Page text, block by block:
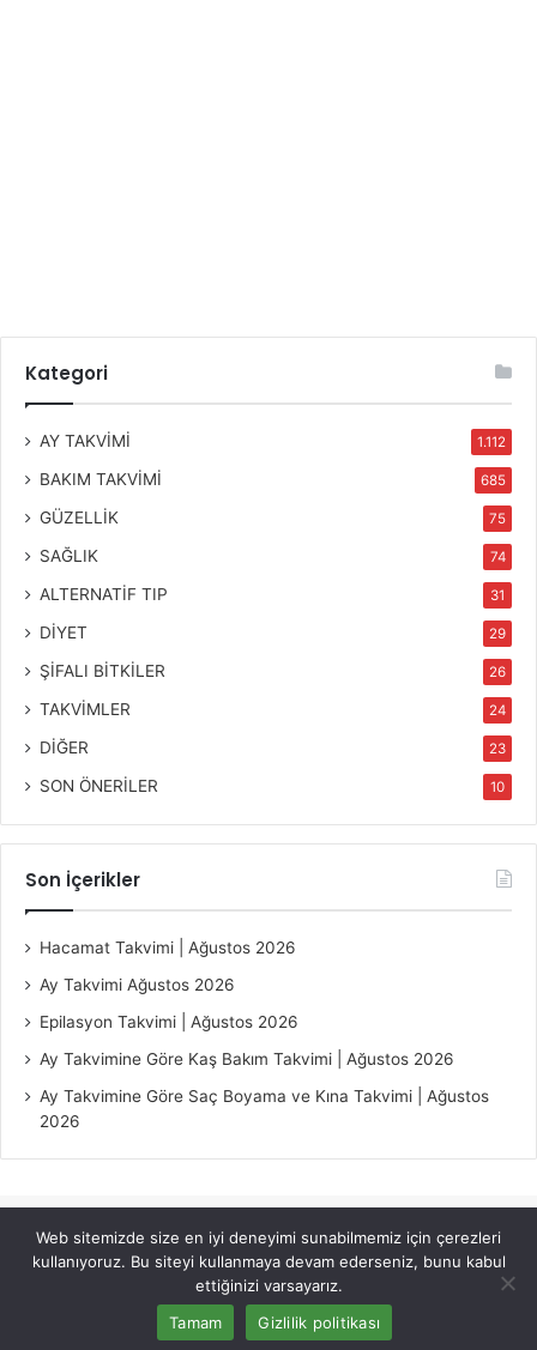
Kategori
AY TAKVİMİ 1.112
BAKIM TAKVİMİ 685
GÜZELLİK 75
SAĞLIK 74
ALTERNATİF TIP 31
DİYET 29
ŞİFALI BİTKİLER 26
TAKVİMLER 24
DİĞER 23
SON ÖNERİLER 10
Son İçerikler
Hacamat Takvimi | Ağustos 2026
Ay Takvimi Ağustos 2026
Epilasyon Takvimi | Ağustos 2026
Ay Takvimine Göre Kaş Bakım Takvimi | Ağustos 2026
Ay Takvimine Göre Saç Boyama ve Kına Takvimi | Ağustos
2026
© Copyright 2026, All Rights Reserved |
Jannah Theme by
TieLabs
Web sitemizde size en iyi deneyimi sunabilmemiz için çerezleri
kullanıyoruz. Bu siteyi kullanmaya devam ederseniz, bunu kabul
ettiğinizi varsayarız.
Tamam
Gizlilik politikası